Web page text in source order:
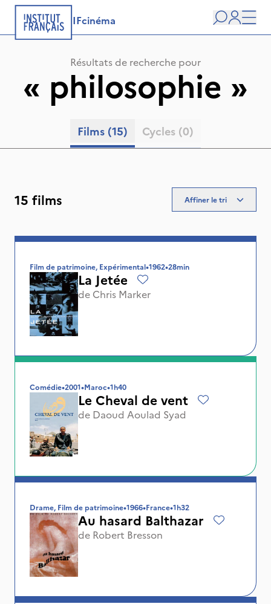
IFcinéma
user
Résultats de recherche pour
« philosophie »
Films (15) Cycles (0)
15 films Affiner le tri
Film de patrimoine, Expérimental•1962•28min
La Jetée
de Chris Marker
Comédie•2001•Maroc•1h40
Le Cheval de vent
de Daoud Aoulad Syad
Drame, Film de patrimoine•1966•France•1h32
Au hasard Balthazar
de Robert Bresson